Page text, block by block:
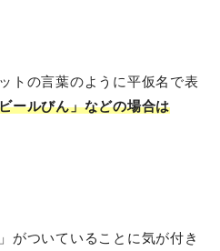
トの言葉のように平仮名で表
ールびん」などの場合は
がついていることに気が付き